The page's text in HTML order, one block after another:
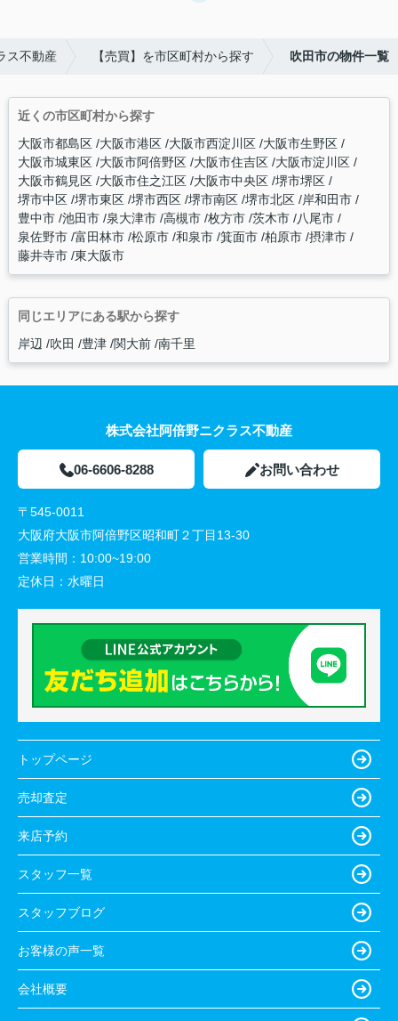
ス不動産 【売買】を市区町村から探す 吹田市の物件一覧
近くの市区町村から探す
大阪市都島区 大阪市港区 大阪市西淀川区 大阪市生野区
大阪市城東区 大阪市阿倍野区 大阪市住吉区 大阪市淀川区
大阪市鶴見区 大阪市住之江区 大阪市中央区 堺市堺区
堺市中区 堺市東区 堺市西区 堺市南区 堺市北区 岸和田市
豊中市 池田市 泉大津市 高槻市 枚方市 茨木市 八尾市
泉佐野市 富田林市 松原市 和泉市 箕面市 柏原市 摂津市
藤井寺市 東大阪市
同じエリアにある駅から探す
岸辺 吹田 豊津 関大前 南千里
株式会社阿倍野ニクラス不動産
06-6606-8288 お問い合わせ
〒545-0011
大阪府大阪市阿倍野区昭和町２丁目13-30
営業時間： 10:00~19:00
定休日： 水曜日
トップページ
売却査定
来店予約
スタッフ一覧
スタッフブログ
お客様の声一覧
会社概要